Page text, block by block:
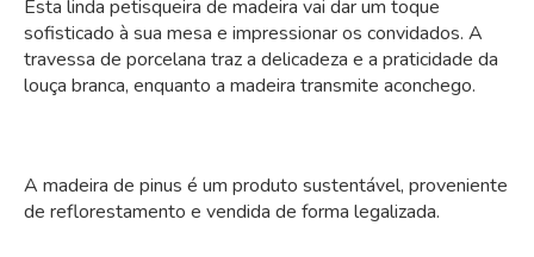
Esta linda petisqueira de madeira vai dar um toque
sofisticado à sua mesa e impressionar os convidados. A
travessa de porcelana traz a delicadeza e a praticidade da
louça branca, enquanto a madeira transmite aconchego.
A madeira de pinus é um produto sustentável, proveniente
de reflorestamento e vendida de forma legalizada.